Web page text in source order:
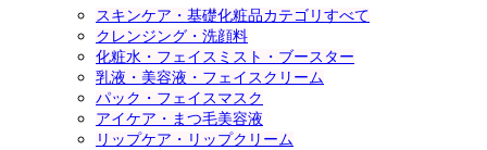
スキンケア・基礎化粧品カテゴリすべて
クレンジング・洗顔料
化粧水・フェイスミスト・ブースター
乳液・美容液・フェイスクリーム
パック・フェイスマスク
アイケア・まつ毛美容液
リップケア・リップクリーム